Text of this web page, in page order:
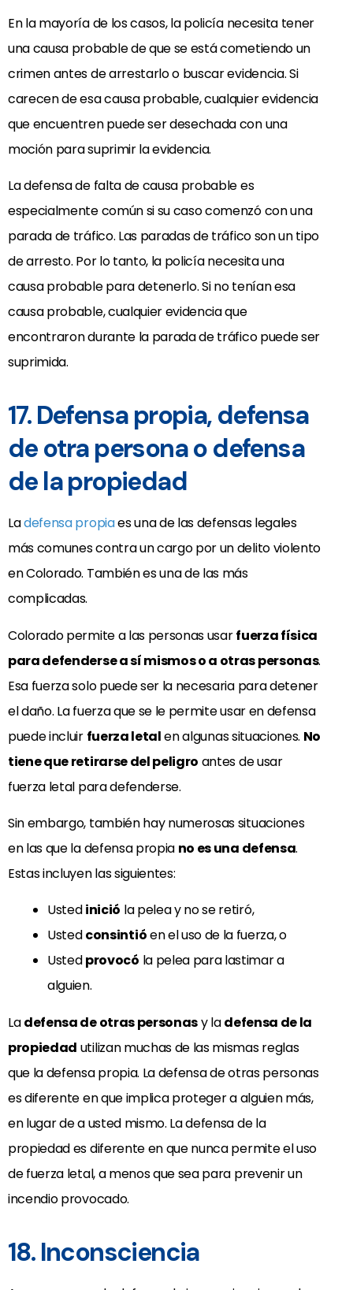
En la mayoría de los casos, la policía necesita tener
una causa probable de que se está cometiendo un
crimen antes de arrestarlo o buscar evidencia. Si
carecen de esa causa probable, cualquier evidencia
que encuentren puede ser desechada con una
moción para suprimir la evidencia.
La defensa de falta de causa probable es
especialmente común si su caso comenzó con una
parada de tráfico. Las paradas de tráfico son un tipo
de arresto. Por lo tanto, la policía necesita una
causa probable para detenerlo. Si no tenían esa
causa probable, cualquier evidencia que
encontraron durante la parada de tráfico puede ser
suprimida.
17. Defensa propia, defensa
de otra persona o defensa
de la propiedad
Ladefensa propiaes una de las defensas legales
más comunes contra un cargo por un delito violento
en Colorado. También es una de las más
complicadas.
Colorado permite a las personas usarfuerza física
para defenderse a sí mismos o a otras personas.
Esa fuerza solo puede ser la necesaria para detener
el daño. La fuerza que se le permite usar en defensa
puede incluir fuerza letalen algunas situaciones. No
tiene que retirarse del peligro antes de usar
fuerza letal para defenderse.
Sin embargo, también hay numerosas situaciones
en las que la defensa propia no es una defensa.
Estas incluyen las siguientes:
Ustedinició la pelea y no se retiró,
Ustedconsintióen el uso de la fuerza, o
Ustedprovocó la pelea para lastimar a
alguien.
Ladefensa de otras personasy ladefensa de la
propiedad utilizan muchas de las mismas reglas
que la defensa propia. La defensa de otras personas
es diferente en que implica proteger a alguien más,
en lugar de a usted mismo. La defensa de la
propiedad es diferente en que nunca permite el uso
de fuerza letal, a menos que sea para prevenir un
incendio provocado.
18. Inconsciencia